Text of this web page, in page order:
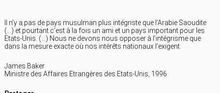
Il n’y a pas de pays musulman plus intégriste que l’Arabie Saoudite
(…) et pourtant c’est à la fois un ami et un pays important pour les
Etats-Unis. (…) Nous ne devons nous opposer à l’intégrisme que
dans la mesure exacte où nos intérêts nationaux l’exigent.
James Baker
Ministre des Affaires Etrangères des Etats-Unis, 1996